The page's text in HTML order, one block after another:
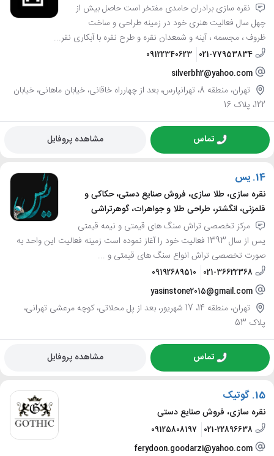
نقره سازی برادران حامدی مفتخر است حاصل بیش از
چهل سال فعالیت هنری خود در زمینه طراحی و ساخت
ظروف ، مجسمه ، آینه و شمعدان نقره و طرح نقره با آبکاری نقر...
021-77953834
09122340623
silverbh2@yahoo.com
تهران، منطقه 8، تهرانپارس، بعد از چهارراه خاقانی، خیابان ماهانی، خیابان
122، پلاک 16
تماس مشاهده پروفایل
14. یس
نقره سازی، طلا سازی، فروش صنایع دستی، حکاکی و
قلمزنی، انگشتر، طراحی طلا و جواهرات، گوهرتراشی
مرکز تخصصی تراش سنگ های قیمتی و نیمه قیمتی
یس از سال 1393 فعالیت خود را آغاز نموده است زمینه فعالیت این واحد به
صورت تخصصی تراش انواع سنگ های قیمتی و ...
021-36622368
09192689510
yasinstone2015@gmail.com
تهران، منطقه 14، 17 شهریور، بعد از پل محلاتی، کوچه مرعشی تهرانی،
پلاک 53
تماس مشاهده پروفایل
15. گوتیک
نقره سازی، فروش صنایع دستی
021-22896638
09125808197
ferydoon.goodarzi@yahoo.com